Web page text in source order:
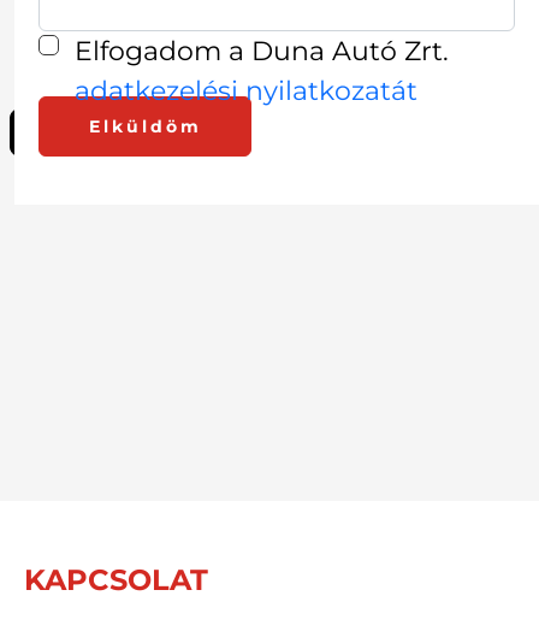
Elfogadom a Duna Autó Zrt.
adatkezelési nyilatkozatát
Elküldöm
LÉPJEN KAPCSOLATBA
SZAKÉRTŐINKKEL
KAPCSOLAT